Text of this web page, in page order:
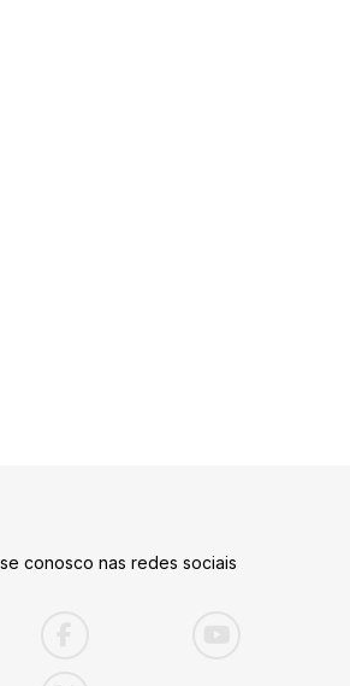
conosco nas redes sociais